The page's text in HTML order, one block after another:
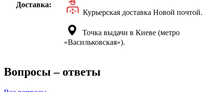
Доставка:
Курьерская доставка Новой почтой.
Точка выдачи в Киеве (метро
«Васильковская»).
Вопросы – ответы